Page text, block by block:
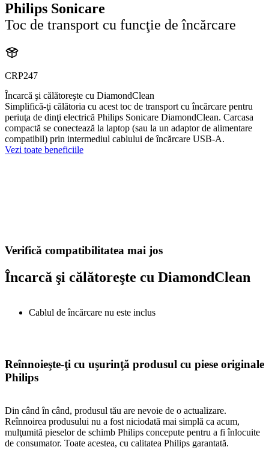
Philips Sonicare
Toc de transport cu funcţie de încărcare
CRP247
Încarcă şi călătoreşte cu DiamondClean
Simplifică-ţi călătoria cu acest toc de transport cu încărcare pentru
periuţa de dinţi electrică Philips Sonicare DiamondClean. Carcasa
compactă se conectează la laptop (sau la un adaptor de alimentare
compatibil) prin intermediul cablului de încărcare USB-A.
Vezi toate beneficiile
Verifică compatibilitatea mai jos
Încarcă şi călătoreşte cu DiamondClean
Cablul de încărcare nu este inclus
Reînnoieşte-ţi cu uşurinţă produsul cu piese originale
Philips
Din când în când, produsul tău are nevoie de o actualizare.
Reînnoirea produsului nu a fost niciodată mai simplă ca acum,
mulţumită pieselor de schimb Philips concepute pentru a fi înlocuite
de consumator. Toate acestea, cu calitatea Philips garantată.